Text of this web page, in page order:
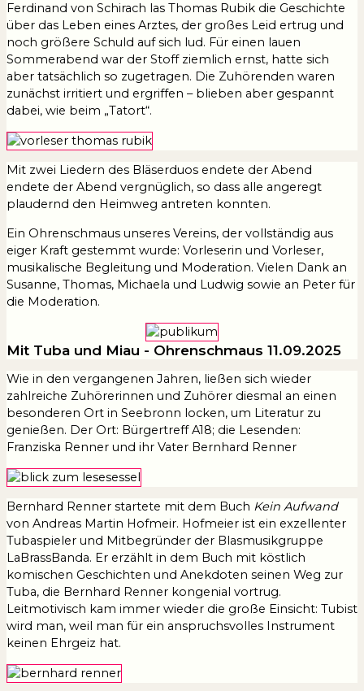
Ferdinand von Schirach las Thomas Rubik die Geschichte
über das Leben eines Arztes, der großes Leid ertrug und
noch größere Schuld auf sich lud. Für einen lauen
Sommerabend war der Stoff ziemlich ernst, hatte sich
aber tatsächlich so zugetragen. Die Zuhörenden waren
zunächst irritiert und ergriffen – blieben aber gespannt
dabei, wie beim „Tatort“.
Mit zwei Liedern des Bläserduos endete der Abend
endete der Abend vergnüglich, so dass alle angeregt
plaudernd den Heimweg antreten konnten.
Ein Ohrenschmaus unseres Vereins, der vollständig aus
eiger Kraft gestemmt wurde: Vorleserin und Vorleser,
musikalische Begleitung und Moderation. Vielen Dank an
Susanne, Thomas, Michaela und Ludwig sowie an Peter für
die Moderation.
Mit Tuba und Miau - Ohrenschmaus 11.09.2025
Wie in den vergangenen Jahren, ließen sich wieder
zahlreiche Zuhörerinnen und Zuhörer diesmal an einen
besonderen Ort in Seebronn locken, um Literatur zu
genießen. Der Ort: Bürgertreff A18; die Lesenden:
Franziska Renner und ihr Vater Bernhard Renner
Bernhard Renner startete mit dem Buch Kein Aufwand
von Andreas Martin Hofmeir. Hofmeier ist ein exzellenter
Tubaspieler und Mitbegründer der Blasmusikgruppe
LaBrassBanda. Er erzählt in dem Buch mit köstlich
komischen Geschichten und Anekdoten seinen Weg zur
Tuba, die Bernhard Renner kongenial vortrug.
Leitmotivisch kam immer wieder die große Einsicht: Tubist
wird man, weil man für ein anspruchsvolles Instrument
keinen Ehrgeiz hat.